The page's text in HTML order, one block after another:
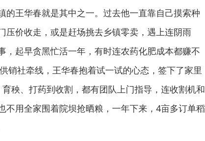
的王华春就是其中之一。过去他一直靠自己摸索种
压价收走，或是赶场挑去乡镇零卖，遇上连阴雨
，起早贪黑忙活一年，有时连农药化肥成本都赚不
销社牵线，王华春抱着试一试的心态，签下了家里
秧、打药到收割，都有团队上门指导，连收割机和
不用全家围着院坝抢晒粮，一年下来，4亩多订单稻